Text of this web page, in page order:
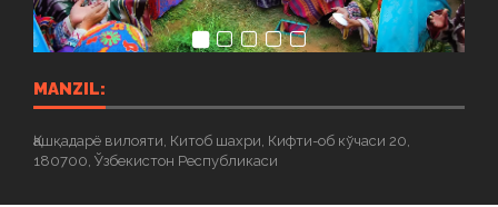
MANZIL:
Қашқадарё вилояти, Китоб шахри, Кифти-об кўчаси 20,
180700, Ўзбекистон Республикаси